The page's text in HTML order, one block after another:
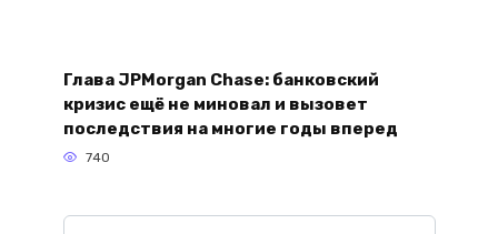
Глава JPMorgan Chase: банковский
кризис ещё не миновал и вызовет
последствия на многие годы вперед
740